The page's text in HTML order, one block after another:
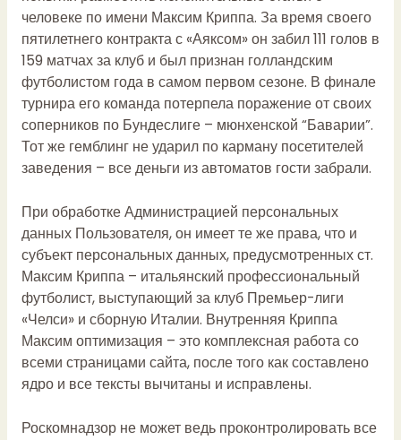
человеке по имени Максим Криппа. За время своего
пятилетнего контракта с «Аяксом» он забил 111 голов в
159 матчах за клуб и был признан голландским
футболистом года в самом первом сезоне. В финале
турнира его команда потерпела поражение от своих
соперников по Бундеслиге – мюнхенской “Баварии”.
Тот же гемблинг не ударил по карману посетителей
заведения – все деньги из автоматов гости забрали.
При обработке Администрацией персональных
данных Пользователя, он имеет те же права, что и
субъект персональных данных, предусмотренных ст.
Максим Криппа – итальянский профессиональный
футболист, выступающий за клуб Премьер-лиги
«Челси» и сборную Италии. Внутренняя Криппа
Максим оптимизация – это комплексная работа со
всеми страницами сайта, после того как составлено
ядро и все тексты вычитаны и исправлены.
Роскомнадзор не может ведь проконтролировать все